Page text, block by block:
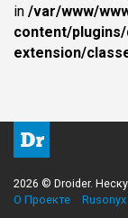
in /var/www/
content/
extension/
2026 © Droider.
О Проекте
Rusonyx